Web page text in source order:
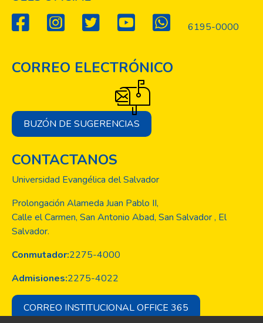
6195-0000
CORREO ELECTRÓNICO
BUZÓN DE SUGERENCIAS
CONTACTANOS
Universidad Evangélica del Salvador
Prolongación Alameda Juan Pablo II,
Calle el Carmen, San Antonio Abad, San Salvador , El
Salvador.
Conmutador:2275-4000
Admisiones:2275-4022
CORREO INSTITUCIONAL OFFICE 365